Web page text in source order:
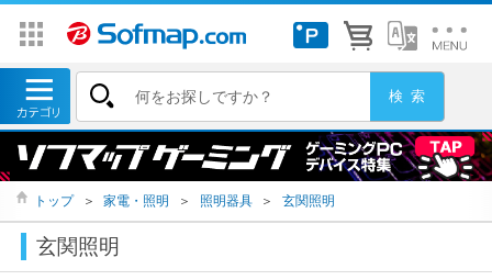
トップ ＞ 家電・照明 ＞ 照明器具 ＞ 玄関照明
玄関照明